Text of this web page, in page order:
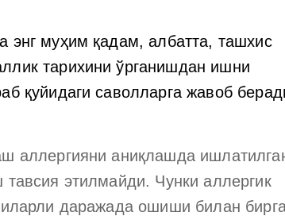
энг муҳим қадам, албатта, ташхис
тарихини ўрганишдан ишни
қуйидаги саволларга жавоб
аллергияни аниқлашда
этилмайди. Чунки аллергик
даражада ошиши билан